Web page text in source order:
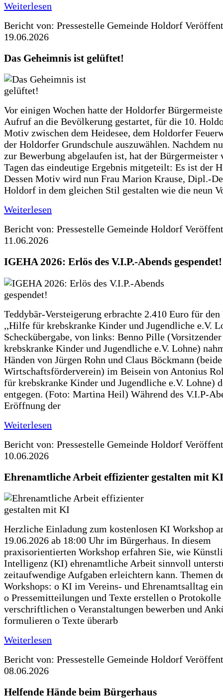
Weiterlesen
Bericht von: Pressestelle Gemeinde Holdorf
19.06.2026
Das Geheimnis ist gelüftet!
Vor einigen Wochen hatte der Holdorfer
Aufruf an die Bevölkerung gestartet, für die 10.
Motiv zwischen dem Heidesee, dem Holdorfer
der Holdorfer Grundschule auszuwählen. Nachdem
zur Bewerbung abgelaufen ist, hat der Bürgermeister
Tagen das eindeutige Ergebnis mitgeteilt: Es ist der
Dessen Motiv wird nun Frau Marion Krause, Dipl.-
Holdorf in dem gleichen Stil gestalten wie die neun
Weiterlesen
Bericht von: Pressestelle Gemeinde Holdorf
11.06.2026
IGEHA 2026: Erlös des V.I.P.-Abends gespendet!
Teddybär-Versteigerung erbrachte 2.410 Euro für den
,,Hilfe für krebskranke Kinder und Jugendliche e.V.
Scheckübergabe, von links: Benno Pille
krebskranke Kinder und Jugendliche e.V. Lohne)
Händen von Jürgen Rohn und Claus Böckmann
Wirtschaftsförderverein) im Beisein von Antonius
für krebskranke Kinder und Jugendliche e.V. Lohne)
entgegen. (Foto: Martina Heil) Während des V.I.P-
Eröffnung der
Weiterlesen
Bericht von: Pressestelle Gemeinde Holdorf
10.06.2026
Ehrenamtliche Arbeit effizienter gestalten mit KI
Herzliche Einladung zum kostenlosen KI Workshop
19.06.2026 ab 18:00 Uhr im Bürgerhaus. In diesem
praxisorientierten Workshop erfahren Sie, wie
Intelligenz (KI) ehrenamtliche Arbeit sinnvoll
zeitaufwendige Aufgaben erleichtern kann. Themen
Workshops: o KI im Vereins- und Ehrenamtsalltag
o Pressemitteilungen und Texte erstellen o
verschriftlichen o Veranstaltungen bewerben und
formulieren o Texte überarb
Weiterlesen
Bericht von: Pressestelle Gemeinde Holdorf
08.06.2026
Helfende Hände beim Bürgerhaus